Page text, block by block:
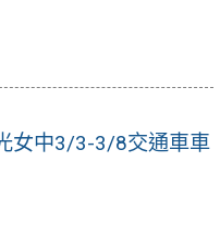
女中3/3-3/8交通車車